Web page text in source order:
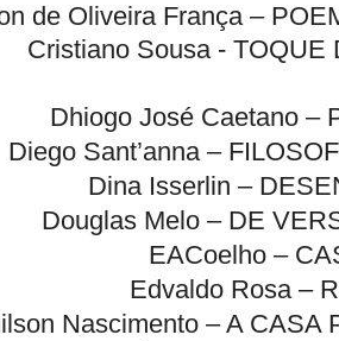
de Oliveira França –
Cristiano Sousa - TOQUE
Dhiogo José Caetano –
Diego Sant’anna –
Dina Isserlin –
Douglas Melo – DE
EACoelho –
Edvaldo Rosa –
Nascimento – A CASA